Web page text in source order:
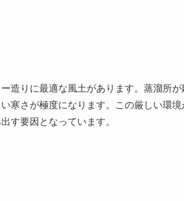
造りに最適な風土があります。蒸溜所
寒さが極度になります。この厳しい環
す要因となっています。